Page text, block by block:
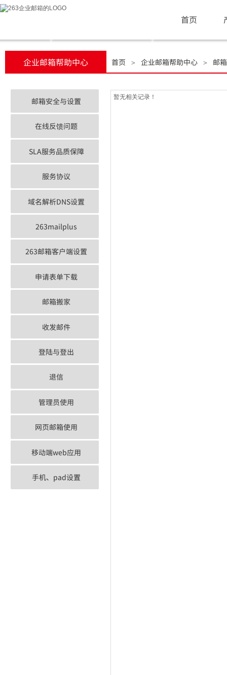
首页
企业邮箱帮助中心 首页 ＞ 企业邮箱帮助中心 ＞ 邮
邮箱安全与设置
在线反馈问题
SLA服务品质保障
服务协议
域名解析DNS设置
263mailplus
263邮箱客户端设置
申请表单下载
邮箱搬家
收发邮件
登陆与登出
退信
管理员使用
网页邮箱使用
移动端web应用
手机、pad设置
暂无相关记录！